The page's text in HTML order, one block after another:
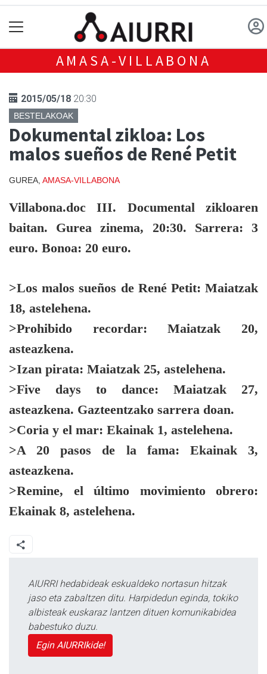
AMASA-VILLABONA
2015/05/18 20:30
BESTELAKOAK
Dokumental zikloa: Los
malos sueños de René Petit
GUREA, AMASA-VILLABONA
Villabona.doc III. Documental zikloaren
baitan. Gurea zinema, 20:30. Sarrera: 3
euro. Bonoa: 20 euro.
>Los malos sueños de René Petit: Maiatzak
18, astelehena.
>Prohibido recordar: Maiatzak 20,
asteazkena.
>Izan pirata: Maiatzak 25, astelehena.
>Five days to dance: Maiatzak 27,
asteazkena. Gazteentzako sarrera doan.
>Coria y el mar: Ekainak 1, astelehena.
>A 20 pasos de la fama: Ekainak 3,
asteazkena.
>Remine, el último movimiento obrero:
Ekainak 8, astelehena.
AIURRI hedabideak eskualdeko nortasun hitzak
jaso eta zabaltzen ditu. Harpidedun eginda, tokiko
albisteak euskaraz lantzen dituen komunikabidea
babestuko duzu.
Egin AIURRIkide!